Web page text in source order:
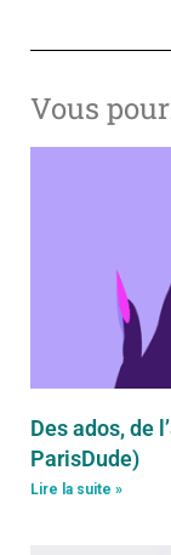
Vous
Des ados, de
ParisDude)
Lire la suite »